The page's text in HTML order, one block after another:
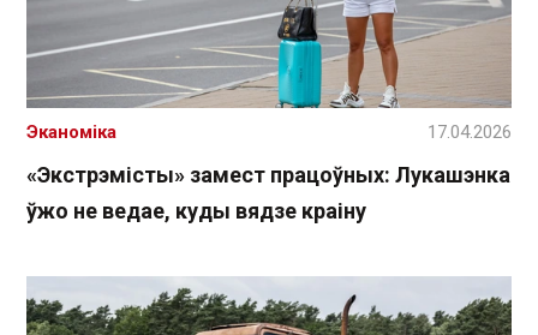
«Экстрэмісты» замест працоўных: Лукашэнка
ўжо не ведае, куды вядзе краіну
Эканоміка 17.04.2026